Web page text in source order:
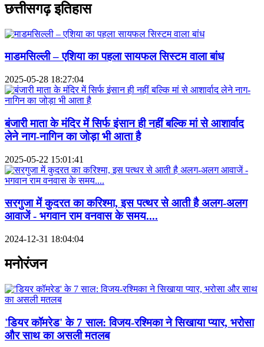
छत्तीसगढ़ इतिहास
माडमसिल्ली – एशिया का पहला सायफल सिस्टम वाला बांध
2025-05-28 18:27:04
बंजारी माता के मंदिर में सिर्फ इंसान ही नहीं बल्कि मां से आशार्वाद
लेने नाग-नागिन का जोड़ा भी आता है
2025-05-22 15:01:41
सरगुजा में कुदरत का करिश्मा, इस पत्थर से आती है अलग-अलग
आवाजें - भगवान राम वनवास के समय....
2024-12-31 18:04:04
मनोरंजन
'डियर कॉमरेड' के 7 साल: विजय-रश्मिका ने सिखाया प्यार, भरोसा
और साथ का असली मतलब